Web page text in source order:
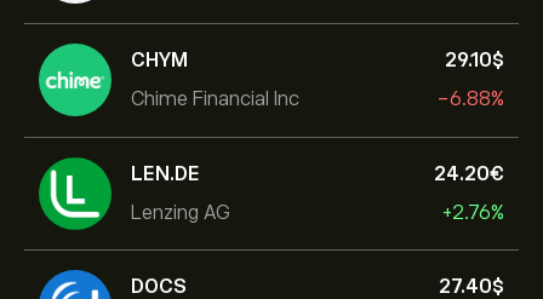
CHYM
Chime Financial Inc
29.10‎$‎
-6.88%
LEN.DE
Lenzing AG
24.20‎€‎
+2.76%
DOCS
27.40‎$‎